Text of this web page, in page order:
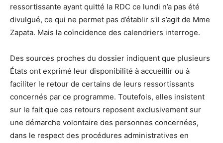
ressortissante ayant quitté la RDC ce lundi n’a pas été
divulgué, ce qui ne permet pas d’établir s’il s’agit de Mme
Zapata. Mais la coïncidence des calendriers interroge.
Des sources proches du dossier indiquent que plusieurs
États ont exprimé leur disponibilité à accueillir ou à
faciliter le retour de certains de leurs ressortissants
concernés par ce programme. Toutefois, elles insistent
sur le fait que ces retours reposent exclusivement sur
une démarche volontaire des personnes concernées,
dans le respect des procédures administratives en